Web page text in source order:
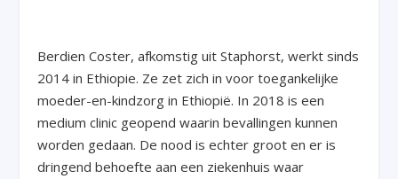
Berdien Coster, afkomstig uit Staphorst, werkt sinds
2014 in Ethiopie. Ze zet zich in voor toegankelijke
moeder-en-kindzorg in Ethiopië. In 2018 is een
medium clinic geopend waarin bevallingen kunnen
worden gedaan. De nood is echter groot en er is
dringend behoefte aan een ziekenhuis waar